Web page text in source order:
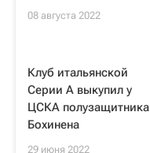
08 августа 2022
Клуб итальянской
Серии А выкупил у
ЦСКА полузащитника
Бохинена
29 июня 2022